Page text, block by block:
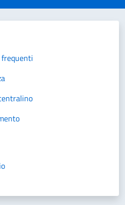
frequenti